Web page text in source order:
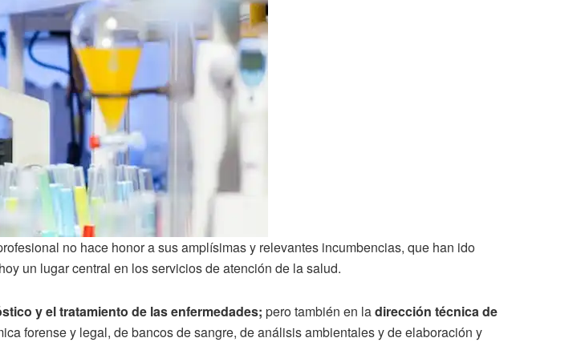
no hace honor a sus amplísimas y relevantes incumbencias, que han ido
un lugar central en los servicios de atención de la salud.
y el tratamiento de las enfermedades; pero también en ladirección técnica de
forense y legal, de bancos de sangre, de análisis ambientales y de elaboración y